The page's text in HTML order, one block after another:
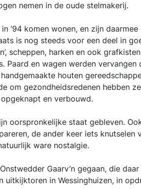
nemen in de oude stelmakerij.
’94 komen wonen, en zijn
is nog steeds voor een deel in
scheppen, harken en ook
Paard en wagen werden
houten
om gezondheidsredenen hebben
en verbouwd.
oorspronkelijke staat gebleven.
de ander keer iets
ware nostalgie.
Gaarv’n gegaan, die
in Wessinghuizen, in